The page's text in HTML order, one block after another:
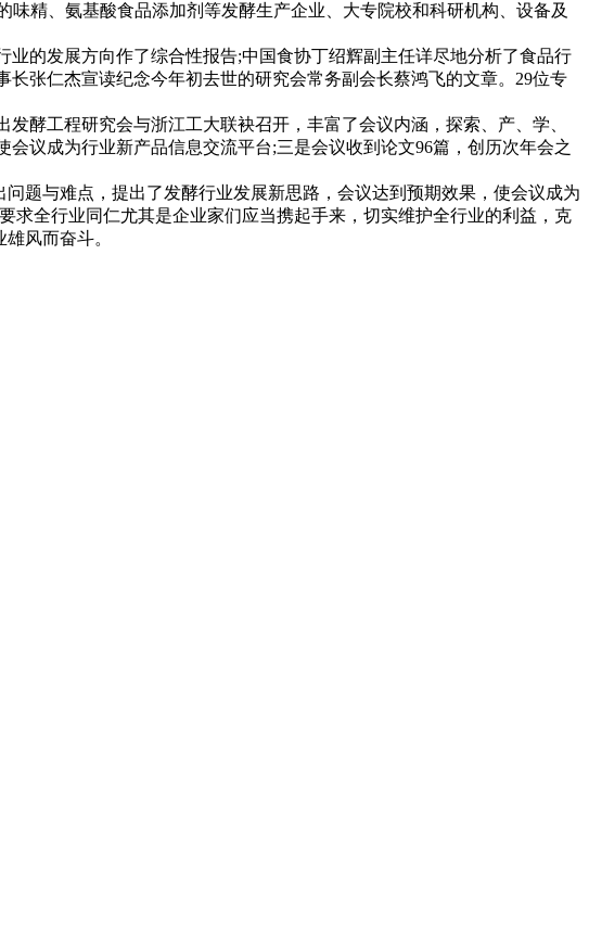
精、氨基酸食品添加剂等发酵生产企业、大专院校和科研机构、设备及
的发展方向作了综合性报告;中国食协丁绍辉副主任详尽地分析了食品行
张仁杰宣读纪念今年初去世的研究会常务副会长蔡鸿飞的文章。29位专
酵工程研究会与浙江工大联袂召开，丰富了会议内涵，探索、产、学、
议成为行业新产品信息交流平台;三是会议收到论文96篇，创历次年会之
题与难点，提出了发酵行业发展新思路，会议达到预期效果，使会议成为
求全行业同仁尤其是企业家们应当携起手来，切实维护全行业的利益，克
风而奋斗。